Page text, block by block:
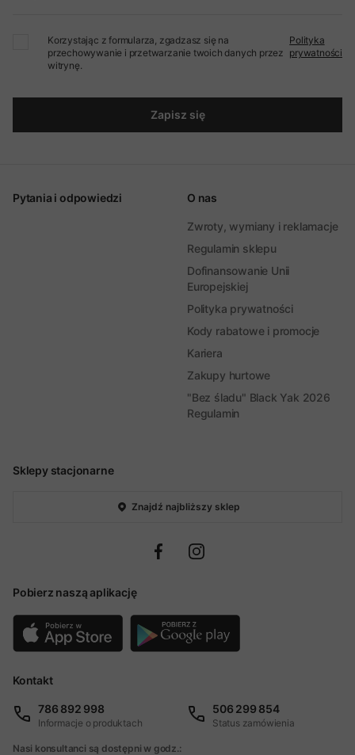
Korzystając z formularza, zgadzasz się na
przechowywanie i przetwarzanie twoich danych przez
witrynę.
Polityka
prywatności
Zapisz się
Sklepy stacjonarne
Znajdź najbliższy sklep
Pobierz naszą aplikację
Pytania i odpowiedzi O nas
Zwroty, wymiany i reklamacje
Regulamin sklepu
Dofinansowanie Unii
Europejskiej
Polityka prywatności
Kody rabatowe i promocje
Kariera
Zakupy hurtowe
"Bez śladu" Black Yak 2026
Regulamin
Kontakt
786 892 998
Informacje o produktach
506 299 854
Status zamówienia
Nasi konsultanci są dostępni w godz.: